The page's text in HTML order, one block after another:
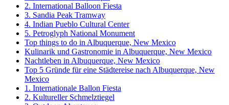
2. International Balloon Fiesta
3. Sandia Peak Tramway
4. Indian Pueblo Cultural Center
5. Petroglyph National Monument
Top things to do in Albuquerque, New Mexico
Kulinarik und Gastronomie in Albuquerque, New Mexico
Nachtleben in Albuquerque, New Mexico
Top 5 Gründe für eine Städtereise nach Albuquerque, New
Mexico
1. Internationale Ballon Fiesta
2. Kultureller Schmelztiegel